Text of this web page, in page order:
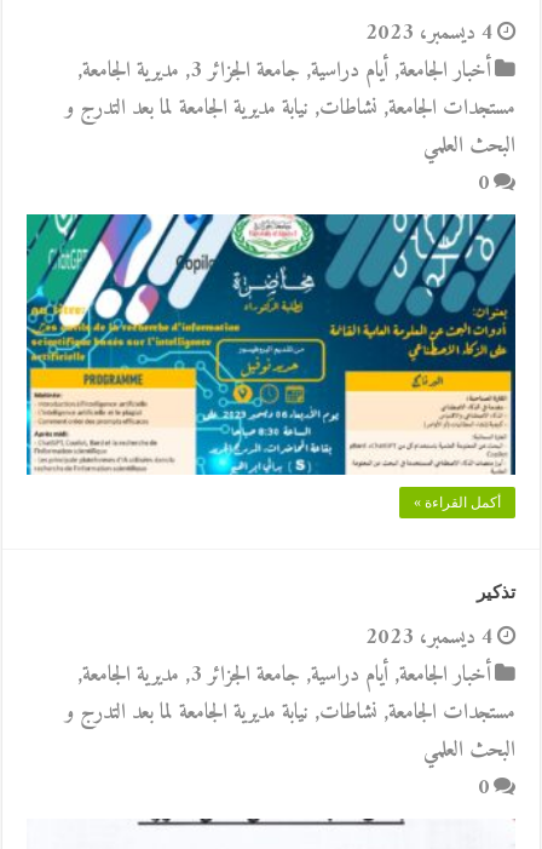
4 ديسمبر، 2023
أخبار الجامعة,أيام دراسية, جامعة الجزائر 3 , مديرية الجامعة,
مستجدات الجامعة, نشاطات, نيابة مديرية الجامعة لما بعد التدرج و
البحث العلمي
0
أكمل القراءة »
تذكير
4 ديسمبر، 2023
أخبار الجامعة,أيام دراسية, جامعة الجزائر 3 , مديرية الجامعة,
مستجدات الجامعة, نشاطات, نيابة مديرية الجامعة لما بعد التدرج و
البحث العلمي
0